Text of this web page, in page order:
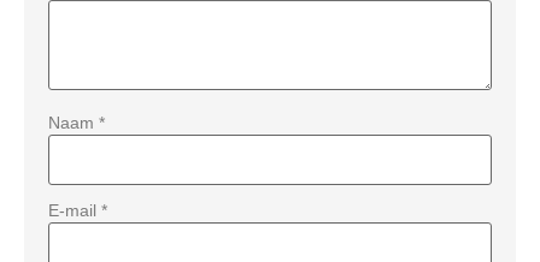
Naam *
E-mail *